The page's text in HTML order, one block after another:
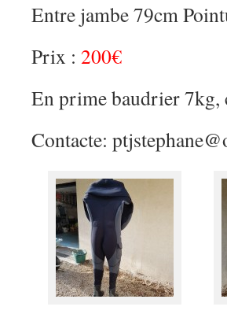
Entre jambe 79cm
Prix : 200€
En prime baudrier 7kg,
Contacte: ptjstephane